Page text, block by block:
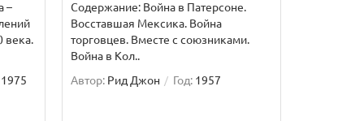
–
века.
1975
Содержание: Война в Патерсоне.
Восставшая Мексика. Война
торговцев. Вместе с союзниками.
Война в Кол..
Автор: Рид Джон Год: 1957